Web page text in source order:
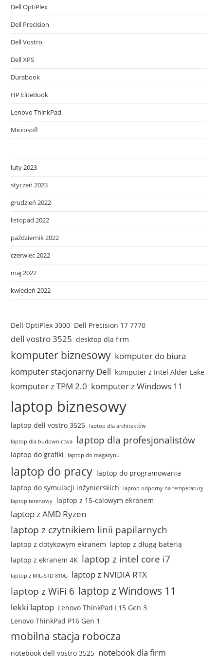
Dell OptiPlex
Dell Precision
Dell Vostro
Dell XPS
Durabook
HP EliteBook
Lenovo ThinkPad
Microsoft
luty 2023
styczeń 2023
grudzień 2022
listopad 2022
październik 2022
czerwiec 2022
maj 2022
kwiecień 2022
Dell OptiPlex 3000 Dell Precision 17 7770
dell vostro 3525 desktop dla firm
komputer biznesowy komputer do biura
komputer stacjonarny Dell komputer z Intel Alder Lake
komputer z TPM 2.0 komputer z Windows 11
laptop biznesowy
laptop dell vostro 3525 laptop dla architektów
laptop dla budownictwa laptop dla profesjonalistów
laptop do grafiki laptop do magazynu
laptop do pracy laptop do programowania
laptop do symulacji inżynierskich
laptop odporny na temperatury
laptop terenowy
laptop z 15-calowym ekranem
laptop z AMD Ryzen
laptop z czytnikiem linii papilarnych
laptop z dotykowym ekranem laptop z długą baterią
laptop z ekranem 4K laptop z intel core i7
laptop z MIL-STD 810G laptop z NVIDIA RTX
laptop z WiFi 6 laptop z Windows 11
lekki laptop Lenovo ThinkPad L15 Gen 3
Lenovo ThinkPad P16 Gen 1
mobilna stacja robocza
notebook dell vostro 3525 notebook dla firm